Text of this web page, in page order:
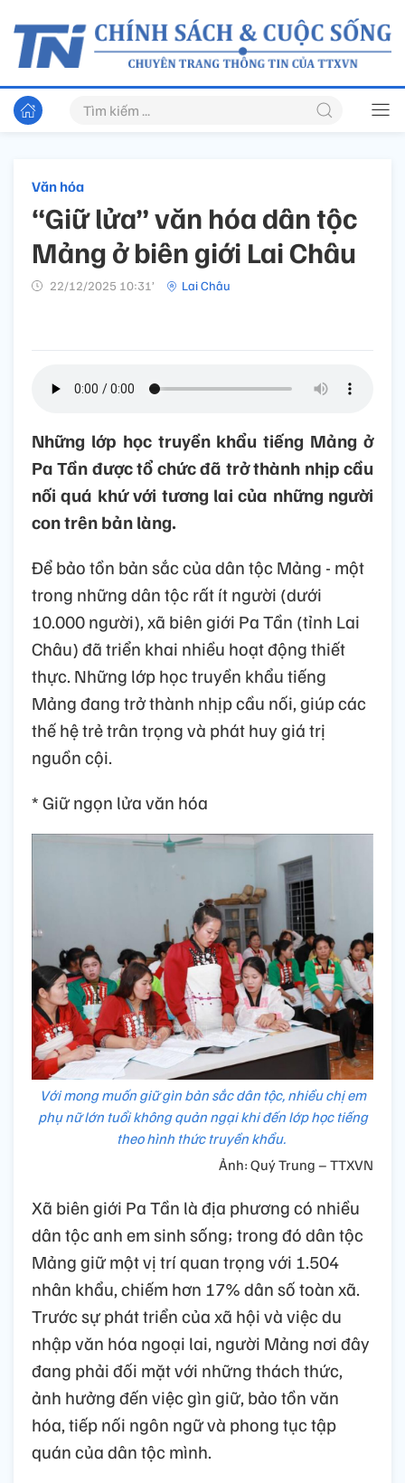
Văn hóa
“Giữ lửa” văn hóa dân tộc
Mảng ở biên giới Lai Châu
22/12/2025 10:31’ Lai Châu
Những lớp học truyền khẩu tiếng Mảng ở
Pa Tần được tổ chức đã trở thành nhịp cầu
nối quá khứ với tương lai của những người
con trên bản làng.
Để bảo tồn bản sắc của dân tộc Mảng - một
trong những dân tộc rất ít người (dưới
10.000 người), xã biên giới Pa Tần (tỉnh Lai
Châu) đã triển khai nhiều hoạt động thiết
thực. Những lớp học truyền khẩu tiếng
Mảng đang trở thành nhịp cầu nối, giúp các
thế hệ trẻ trân trọng và phát huy giá trị
nguồn cội.
* Giữ ngọn lửa văn hóa
Với mong muốn giữ gìn bản sắc dân tộc, nhiều chị em
phụ nữ lớn tuổi không quản ngại khi đến lớp học tiếng
theo hình thức truyền khẩu.
Ảnh: Quý Trung – TTXVN
Xã biên giới Pa Tần là địa phương có nhiều
dân tộc anh em sinh sống; trong đó dân tộc
Mảng giữ một vị trí quan trọng với 1.504
nhân khẩu, chiếm hơn 17% dân số toàn xã.
Trước sự phát triển của xã hội và việc du
nhập văn hóa ngoại lai, người Mảng nơi đây
đang phải đối mặt với những thách thức,
ảnh hưởng đến việc gìn giữ, bảo tồn văn
hóa, tiếp nối ngôn ngữ và phong tục tập
quán của dân tộc mình.